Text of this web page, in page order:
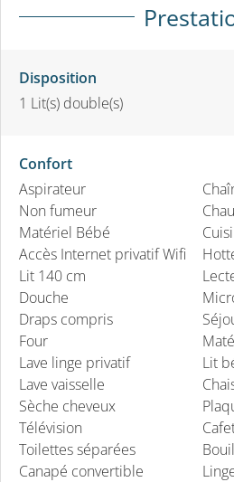
Disposition
1 Lit(s) double(s)
Confort
Aspirateur
Non fumeur
Matériel Bébé
Accès Internet privatif Wifi
Lit 140 cm
Douche
Draps compris
Four
Lave linge privatif
Lave vaisselle
Sèche cheveux
Télévision
Toilettes séparées
Canapé convertible
Lit